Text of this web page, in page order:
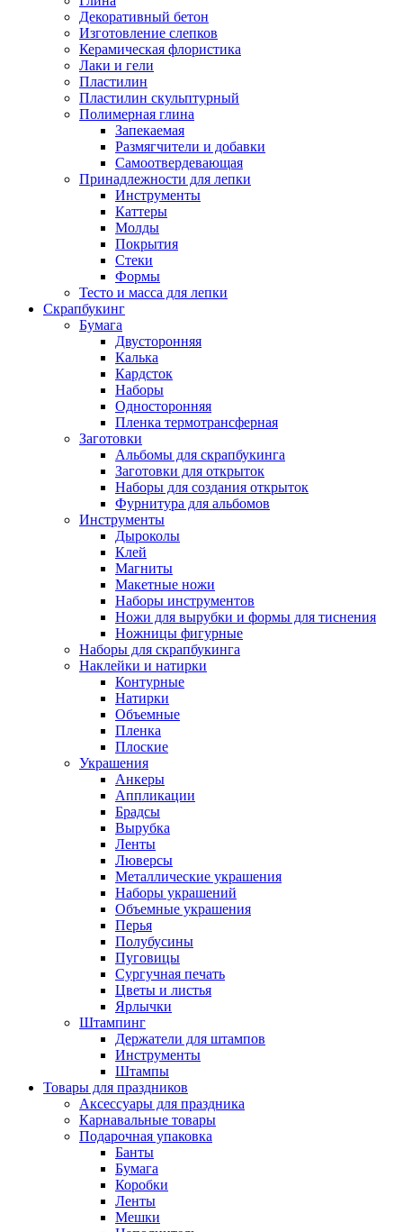
Декоративный бетон
Изготовление слепков
Керамическая флористика
Лаки и гели
Пластилин
Пластилин скульптурный
Полимерная глина
Запекаемая
Размягчители и добавки
Самоотвердевающая
Принадлежности для лепки
Инструменты
Каттеры
Молды
Покрытия
Стеки
Формы
Тесто и масса для лепки
Скрапбукинг
Бумага
Двусторонняя
Калька
Кардсток
Наборы
Односторонняя
Пленка термотрансферная
Заготовки
Альбомы для скрапбукинга
Заготовки для открыток
Наборы для создания открыток
Фурнитура для альбомов
Инструменты
Дыроколы
Клей
Магниты
Макетные ножи
Наборы инструментов
Ножи для вырубки и формы для тиснения
Ножницы фигурные
Наборы для скрапбукинга
Наклейки и натирки
Контурные
Натирки
Объемные
Пленка
Плоские
Украшения
Анкеры
Аппликации
Брадсы
Вырубка
Ленты
Люверсы
Металлические украшения
Наборы украшений
Объемные украшения
Перья
Полубусины
Пуговицы
Сургучная печать
Цветы и листья
Ярлычки
Штампинг
Держатели для штампов
Инструменты
Штампы
Товары для праздников
Аксессуары для праздника
Карнавальные товары
Подарочная упаковка
Банты
Бумага
Коробки
Ленты
Мешки